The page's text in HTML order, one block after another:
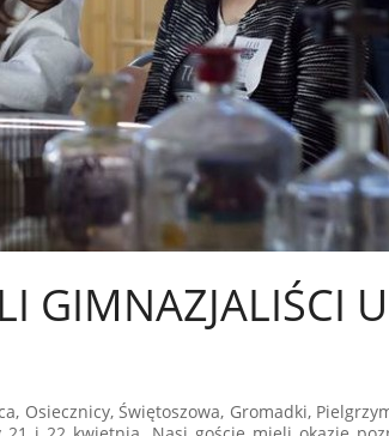
GIMNAZJALIŚCI U
Osiecznicy, Świętoszowa, Gromadki,